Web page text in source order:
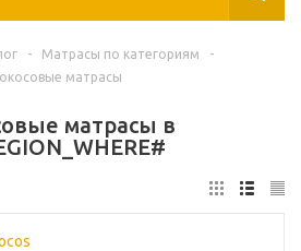
- Матрасы по категориям
-
матрасы
матрасы в